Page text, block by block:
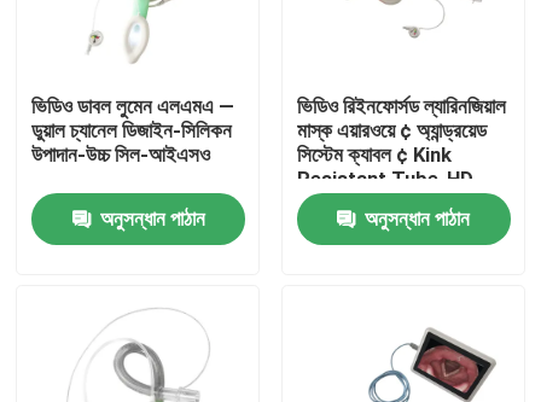
ভিডিও ডাবল লুমেন এলএমএ —
ডুয়াল চ্যানেল ডিজাইন-সিলিকন
উপাদান-উচ্চ সিল-আইএসও
অনুসন্ধান পাঠান
ভিডিও রিইনফোর্সড ল্যারিনজিয়াল
মাস্ক এয়ারওয়ে ¢ অ্যান্ড্রয়েড
সিস্টেম ক্যাবল ¢ Kink
Resistant Tube-HD
Camera-ISO
অনুসন্ধান পাঠান